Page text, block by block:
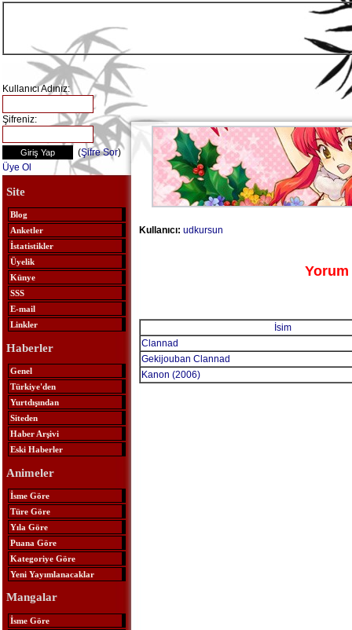
Kullanıcı Adınız:
Şifreniz:
(Şifre Sor)
Üye Ol
Site
Blog
Anketler
İstatistikler
Üyelik
Künye
SSS
E-mail
Linkler
Haberler
Genel
Türkiye'den
Yurtdışından
Siteden
Haber Arşivi
Eski Haberler
Animeler
İsme Göre
Türe Göre
Yıla Göre
Puana Göre
Kategoriye Göre
Yeni Yayımlanacaklar
Mangalar
İsme Göre
Kullanıcı: udkursun
Yorum
İsim
Clannad
Gekijouban Clannad
Kanon (2006)